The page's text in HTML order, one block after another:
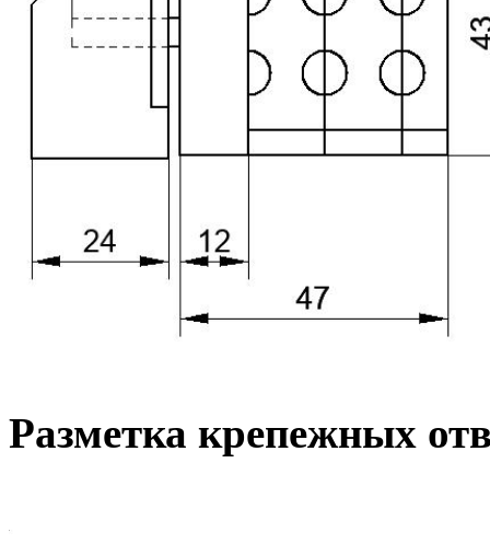
Разметка крепежных